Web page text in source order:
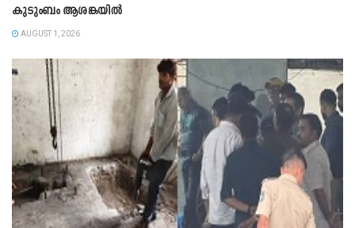
കുടുംബം ആശങ്കയിൽ
AUGUST 1, 2026